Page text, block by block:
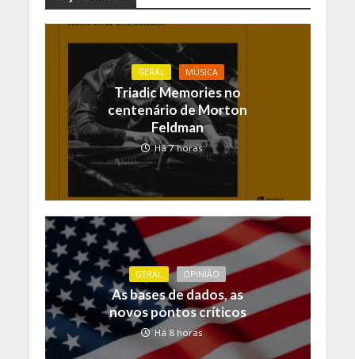
GERAL MÚSICA
Triadic Memories no
centenário de Morton
Feldman
Há 7 horas
GERAL OPINIÃO
As bases de dados, as
novos pontos críticos
Há 8 horas